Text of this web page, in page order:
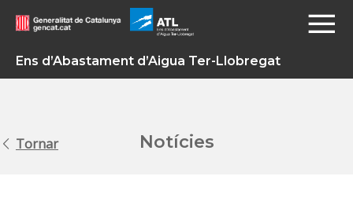
Ens d’Abastament d’Aigua Ter-Llobregat
Notícies
Tornar